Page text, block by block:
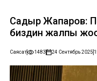
Садыр Жапаров:
биздин жалпы
Саясат 1483 24 Сентябрь 2025